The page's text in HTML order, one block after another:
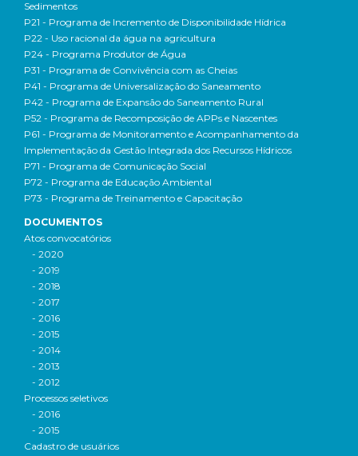
Sedimentos
P21 - Programa de Incremento de Disponibilidade Hídrica
P22 - Uso racional da água na agricultura
P24 - Programa Produtor de Água
P31 - Programa de Convivência com as Cheias
P41 - Programa de Universalização do Saneamento
P42 - Programa de Expansão do Saneamento Rural
P52 - Programa de Recomposição de APPs e Nascentes
P61 - Programa de Monitoramento e Acompanhamento da
Implementação da Gestão Integrada dos Recursos Hídricos
P71 - Programa de Comunicação Social
P72 - Programa de Educação Ambiental
P73 - Programa de Treinamento e Capacitação
DOCUMENTOS
Atos convocatórios
- 2020
- 2019
- 2018
- 2017
- 2016
- 2015
- 2014
- 2013
- 2012
Processos seletivos
- 2016
- 2015
Cadastro de usuários